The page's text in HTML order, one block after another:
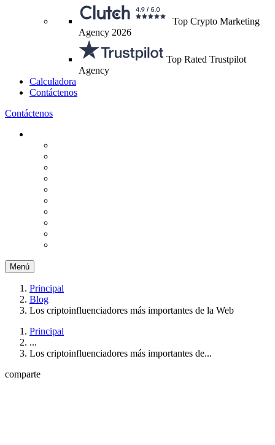
Top Crypto Marketing
Agency 2026
Top Rated Trustpilot
Agency
Calculadora
Contáctenos
Contáctenos
Menú
Principal
Blog
Los criptoinfluenciadores más importantes de la Web
Principal
...
Los criptoinfluenciadores más importantes de...
comparte